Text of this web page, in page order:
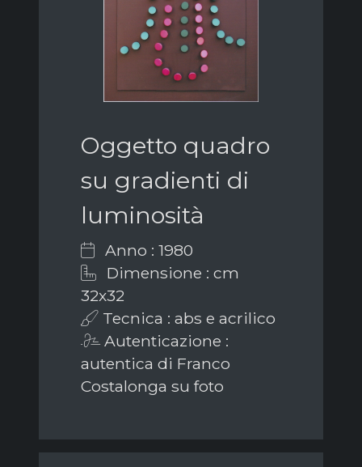
Oggetto quadro
su gradienti di
luminosità
Anno : 1980
Dimensione : cm
32x32
Tecnica : abs e acrilico
Autenticazione :
autentica di Franco
Costalonga su foto